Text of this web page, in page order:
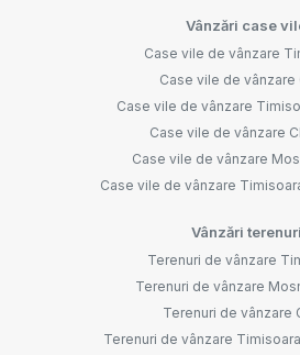
Vânzări case
Case vile de vânzare
Case vile de vânzare
Case vile de vânzare
Case vile de vânzare
Case vile de vânzare
Case vile de vânzare
Vânzări terenuri
Terenuri de vânzare
Terenuri de vânzare
Terenuri de vânzare
Terenuri de vânzare